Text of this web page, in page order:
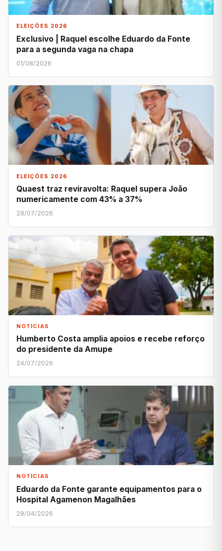
ELEIÇÕES 2026
Exclusivo | Raquel escolhe Eduardo da Fonte
para a segunda vaga na chapa
01/08/2026
ELEIÇÕES 2026
Quaest traz reviravolta: Raquel supera João
numericamente com 43% a 37%
28/07/2026
NOTÍCIAS
Humberto Costa amplia apoios e recebe reforço
do presidente da Amupe
24/07/2026
NOTÍCIAS
Eduardo da Fonte garante equipamentos para o
Hospital Agamenon Magalhães
28/04/2026